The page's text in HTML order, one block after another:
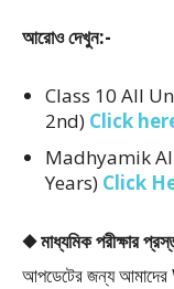
আরোও দেখুন:-
Class 10 All
2nd) Click
Madhyamik
Years) Click
◆ মাধ্যমিক পরীক্ষার
আপডেটের জন্য